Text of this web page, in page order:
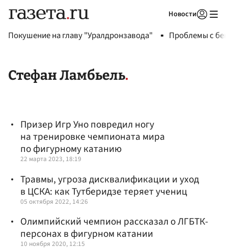
Новости
Покушение на главу "Уралдронзавода" Проблемы с
Стефан Ламбьель
Призер Игр Уно повредил ногу
на тренировке чемпионата мира
по фигурному катанию
22 марта 2023, 18:19
Травмы, угроза дисквалификации и уход
в ЦСКА: как Тутберидзе теряет учениц
05 октября 2022, 14:26
Олимпийский чемпион рассказал о ЛГБТК-
персонах в фигурном катании
10 ноября 2020, 12:15